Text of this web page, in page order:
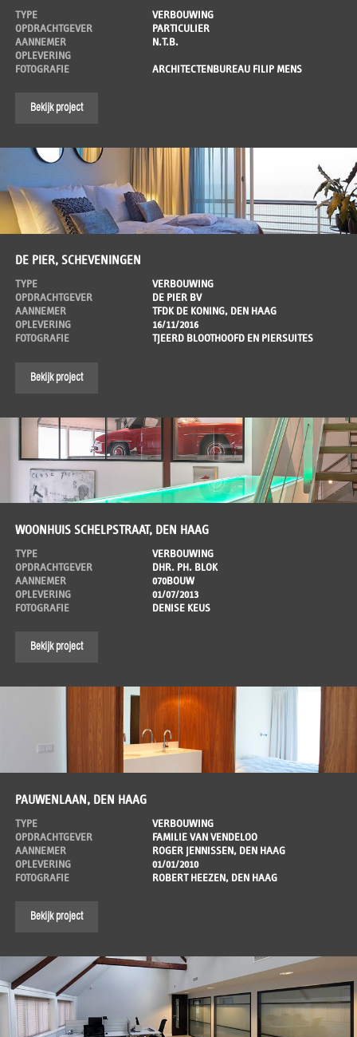
TYPE
VERBOUWING
OPDRACHTGEVER
PARTICULIER
AANNEMER
N.T.B.
OPLEVERING
FOTOGRAFIE
ARCHITECTENBUREAU FILIP MENS
Bekijk project
DE PIER, SCHEVENINGEN
TYPE
VERBOUWING
OPDRACHTGEVER
DE PIER BV
AANNEMER
TFDK DE KONING, DEN HAAG
OPLEVERING
16/11/2016
FOTOGRAFIE
TJEERD BLOOTHOOFD EN PIERSUITES
Bekijk project
WOONHUIS SCHELPSTRAAT, DEN HAAG
TYPE
VERBOUWING
OPDRACHTGEVER
DHR. PH. BLOK
AANNEMER
070BOUW
OPLEVERING
01/07/2013
FOTOGRAFIE
DENISE KEUS
Bekijk project
PAUWENLAAN, DEN HAAG
TYPE
VERBOUWING
OPDRACHTGEVER
FAMILIE VAN VENDELOO
AANNEMER
ROGER JENNISSEN, DEN HAAG
OPLEVERING
01/01/2010
FOTOGRAFIE
ROBERT HEEZEN, DEN HAAG
Bekijk project